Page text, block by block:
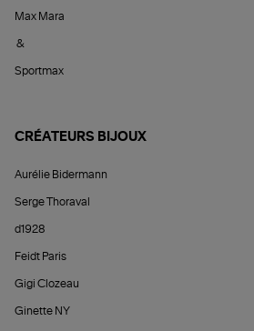
Max Mara
&
Sportmax
CRÉATEURS BIJOUX
Aurélie Bidermann
Serge Thoraval
d1928
Feidt Paris
Gigi Clozeau
Ginette NY